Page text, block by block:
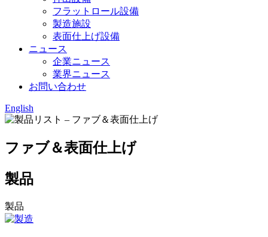
フラットロール設備
製造施設
表面仕上げ設備
ニュース
企業ニュース
業界ニュース
お問い合わせ
English
ファブ＆表面仕上げ
製品
製品